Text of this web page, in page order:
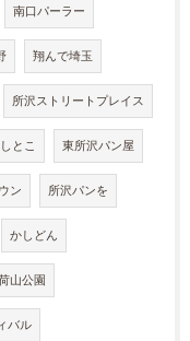
南口パーラー
翔んで埼玉
所沢ストリートプレイス
とこ 東所沢パン屋
ン 所沢パンを
かしどん
山公園
バル